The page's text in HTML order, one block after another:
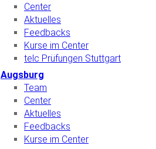
Center
Aktuelles
Feedbacks
Kurse im Center
telc Prüfungen Stuttgart
Augsburg
Team
Center
Aktuelles
Feedbacks
Kurse im Center